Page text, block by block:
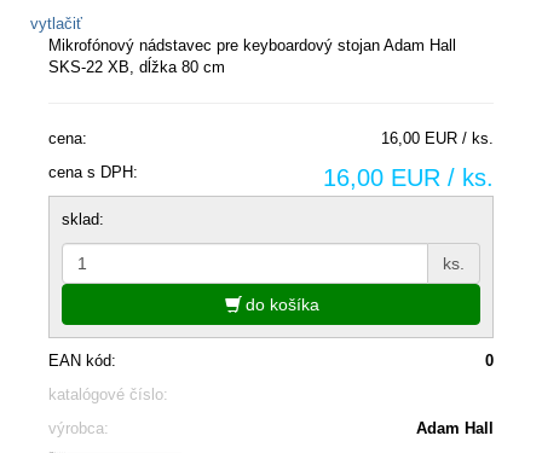
vytlačiť
Mikrofónový nádstavec pre keyboardový stojan Adam Hall
SKS-22 XB, dĺžka 80 cm
cena:
16,00 EUR / ks.
cena s DPH:
16,00 EUR / ks.
sklad:
ks.
do košíka
EAN kód:
0
katalógové číslo:
výrobca:
Adam Hall